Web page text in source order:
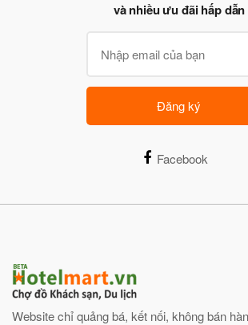
và nhiều ưu đãi hấp dẫn
Đăng ký
Facebook
Website chỉ quảng bá, kết nối, không bán